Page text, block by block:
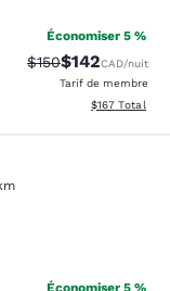
Économiser 5 %
Tarif barré :
$150Tarif réduit :
$142CAD/nuit
Tarif de membre
Afficher les
$167 Total
Économiser 5 %